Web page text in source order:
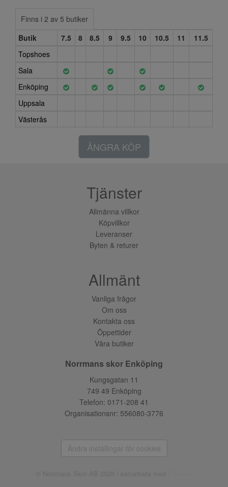
Finns i 2 av 5 butiker
Butik
7.5 8 8.5 9 9.5 10 10.5 11
11.5
Topshoes
Sala
Enköping
Uppsala
Västerås
ÅNGRA KÖP
Tjänster
Allmänna villkor
Köpvillkor
Leveranser
Byten & returer
Allmänt
Vanliga frågor
Om oss
Kontakta oss
Öppettider
Våra butiker
Norrmans skor Enköping
Kungsgatan 11
749 49 Enköping
Telefon: 0171-208 41
Organisationsnr: 556080-3776
Ändra inställingar för cookies